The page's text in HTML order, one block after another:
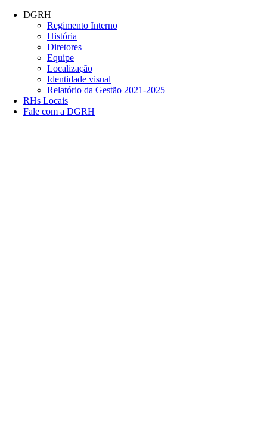
Conteúdo principal
DGRH
Regimento Interno
História
Diretores
Equipe
Localização
Identidade visual
Relatório da Gestão 2021-2025
RHs Locais
Fale com a DGRH